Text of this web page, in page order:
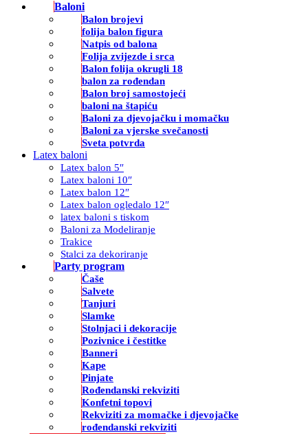
Baloni
Balon brojevi
folija balon figura
Natpis od balona
Folija zvijezde i srca
Balon folija okrugli 18
balon za rođendan
Balon broj samostojeći
baloni na štapiću
Baloni za djevojačku i momačku
Baloni za vjerske svečanosti
Sveta potvrda
Latex baloni
Latex balon 5″
Latex baloni 10″
Latex balon 12″
Latex balon ogledalo 12″
latex baloni s tiskom
Baloni za Modeliranje
Trakice
Stalci za dekoriranje
Party program
Čaše
Salvete
Tanjuri
Slamke
Stolnjaci i dekoracije
Pozivnice i čestitke
Banneri
Kape
Pinjate
Rođendanski rekviziti
Konfetni topovi
Rekviziti za momačke i djevojačke
rođendanski rekviziti